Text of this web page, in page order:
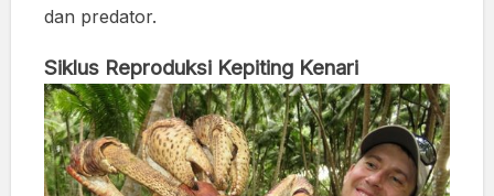
dan predator.
Siklus Reproduksi Kepiting Kenari